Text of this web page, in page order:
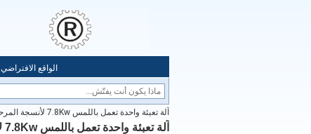
الواقع الافتراضي
آلة تعبئة واحدة تعمل باللمس 7.8Kw لأنسجة المرحاض Papaer
آلة تعبئة واحدة تعمل باللمس 7.8Kw لأنسجة المرحاض Papaer